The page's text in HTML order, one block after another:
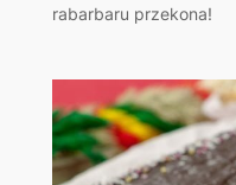
rabarbaru przekona!